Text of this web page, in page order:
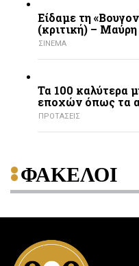
Είδαμε τη
(κριτική) –
ΣΙΝΕΜΑ
Τα 100 καλύτερα
εποχών όπως τα
ΠΡΟΤΑΣΕΙΣ
ΦΑΚΕΛΟΙ